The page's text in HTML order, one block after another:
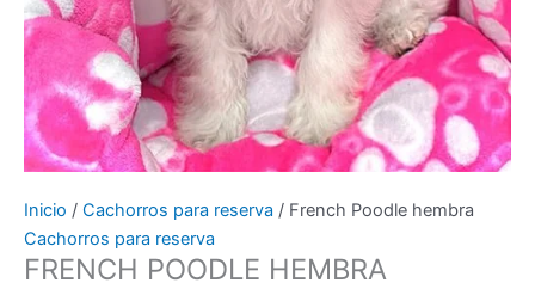
Inicio / Cachorros para reserva / French Poodle hembra
Cachorros para reserva
FRENCH POODLE HEMBRA